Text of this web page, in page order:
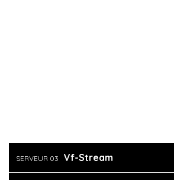
SERVEUR 03 Vf-Stream